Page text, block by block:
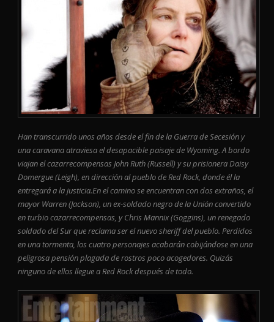
Han transcurrido unos años desde el fin de la Guerra de Secesión y
una caravana atraviesa el desapacible paisaje de Wyoming. A bordo
viajan el cazarrecompensas John Ruth (Russell) y su prisionera Daisy
Domergue (Leigh), en dirección al pueblo de Red Rock, donde él la
entregará a la justicia.En el camino se encuentran con dos extraños, el
mayor Warren (Jackson), un ex-soldado negro de la Unión convertido
en turbio cazarrecompensas, y Chris Mannix (Goggins), un renegado
soldado del Sur que reclama ser el nuevo sheriff del pueblo. Perdidos
en una tormenta, los cuatro personajes acabarán cobijándose en una
peligrosa pensión plagada de rostros poco acogedores. Quizás
ninguno de ellos llegue a Red Rock después de todo.